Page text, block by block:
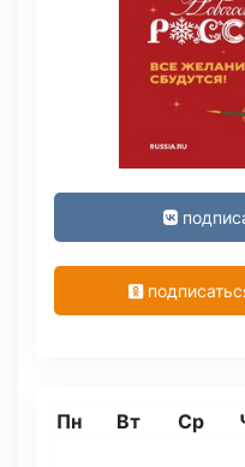
Пн Вт Ср